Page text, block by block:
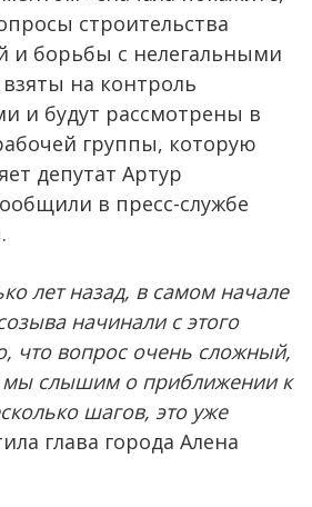
строительства
и борьбы с нелегальными
на контроль
и будут рассмотрены в
группы, которую
депутат Артур
в пресс-службе
лет назад, в самом начале
начинали с этого
что вопрос очень сложный,
мы слышим о приближении к
шагов, это уже
глава города Алена